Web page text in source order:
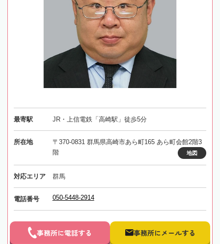
最寄駅 JR・上信電鉄「高崎駅」徒歩5分
所在地
〒370-0831 群馬県高崎市あら町165 あら町会館2階3
階
地図
対応エリア 群馬
電話番号 050-5448-2914
事務所に電話する 事務所にメールする